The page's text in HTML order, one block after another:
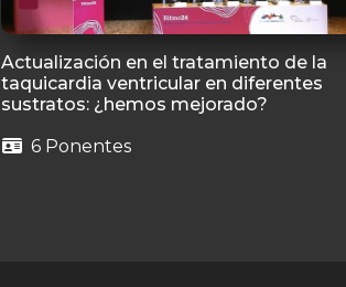
Actualización en el tratamiento de la
taquicardia ventricular en diferentes
sustratos: ¿hemos mejorado?
6 Ponentes